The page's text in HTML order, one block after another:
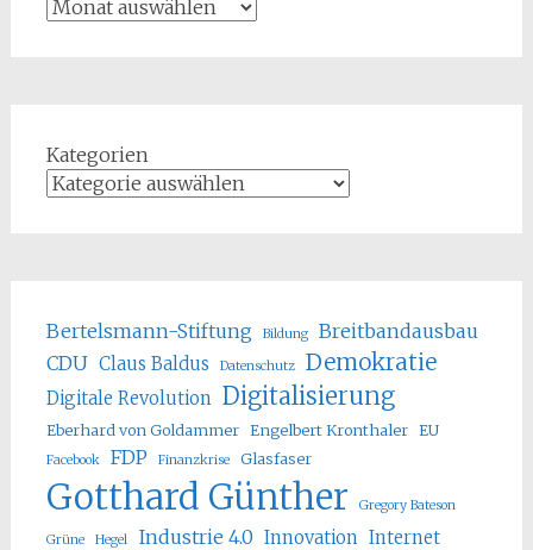
Kategorien
Bertelsmann-Stiftung Bildung
Breitbandausbau
CDU Claus Baldus Datenschutz Demokratie
Digitale Revolution Digitalisierung
Eberhard von Goldammer Engelbert Kronthaler EU
Facebook FDP Finanzkrise Glasfaser
Gotthard Günther Gregory Bateson
Grüne Hegel Industrie 4.0 Innovation Internet